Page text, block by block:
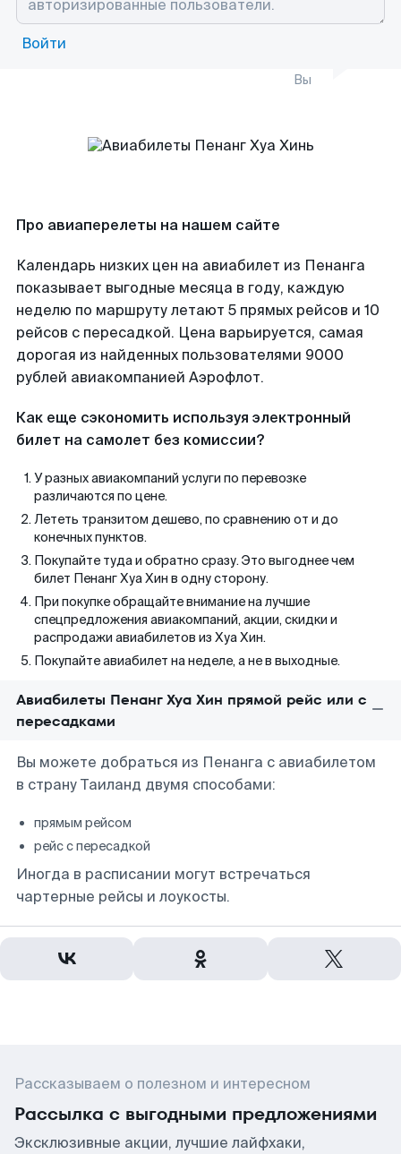
Войти
Вы
Про авиаперелеты на нашем сайте
Календарь низких цен на авиабилет из Пенанга
показывает выгодные месяца в году, каждую
неделю по маршруту летают 5 прямых рейсов и 10
рейсов с пересадкой. Цена варьируется, самая
дорогая из найденных пользователями 9000
рублей авиакомпанией Аэрофлот.
Как еще сэкономить используя электронный
билет на самолет без комиссии?
У разных авиакомпаний услуги по перевозке
различаются по цене.
Лететь транзитом дешево, по сравнению от и до
конечных пунктов.
Покупайте туда и обратно сразу. Это выгоднее чем
билет Пенанг Хуа Хин в одну сторону.
При покупке обращайте внимание на лучшие
спецпредложения авиакомпаний, акции, скидки и
распродажи авиабилетов из Хуа Хин.
Покупайте авиабилет на неделе, а не в выходные.
Авиабилеты Пенанг Хуа Хин прямой рейс или с
пересадками
Вы можете добраться из Пенанга с авиабилетом
в страну Таиланд двумя способами:
прямым рейсом
рейс с пересадкой
Иногда в расписании могут встречаться
чартерные рейсы и лоукосты.
Рассказываем о полезном и интересном
Рассылка с выгодными предложениями
Эксклюзивные акции, лучшие лайфхаки,